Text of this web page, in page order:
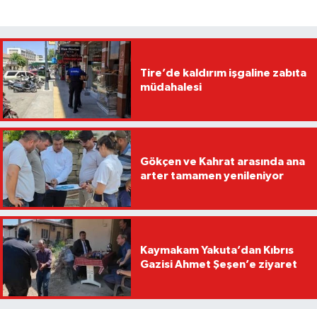
Tire’de kaldırım işgaline zabıta
müdahalesi
Gökçen ve Kahrat arasında ana
arter tamamen yenileniyor
Kaymakam Yakuta’dan Kıbrıs
Gazisi Ahmet Şeşen’e ziyaret